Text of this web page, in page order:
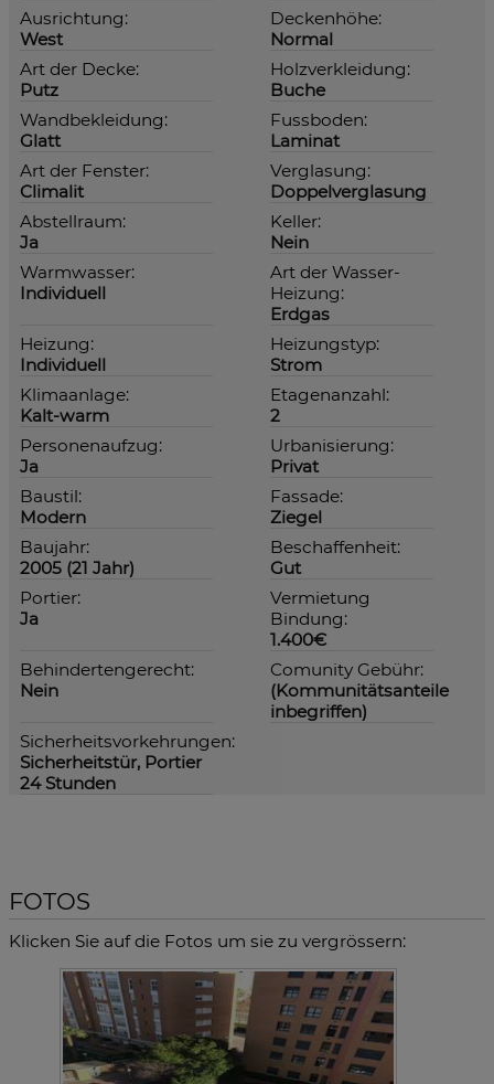
Ausrichtung:
West
Deckenhöhe:
Normal
Art der Decke:
Putz
Holzverkleidung:
Buche
Wandbekleidung:
Glatt
Fussboden:
Laminat
Art der Fenster:
Climalit
Verglasung:
Doppelverglasung
Abstellraum:
Ja
Keller:
Nein
Warmwasser:
Individuell
Art der Wasser-
Heizung:
Erdgas
Heizung:
Individuell
Heizungstyp:
Strom
Klimaanlage:
Kalt-warm
Etagenanzahl:
2
Personenaufzug:
Ja
Urbanisierung:
Privat
Baustil:
Modern
Fassade:
Ziegel
Baujahr:
2005 (21 Jahr)
Beschaffenheit:
Gut
Portier:
Ja
Vermietung
Bindung:
1.400€
Behindertengerecht:
Nein
Comunity Gebühr:
(Kommunitätsanteile
inbegriffen)
Sicherheitsvorkehrungen:
Sicherheitstür, Portier
24 Stunden
FOTOS
Klicken Sie auf die Fotos um sie zu vergrössern: